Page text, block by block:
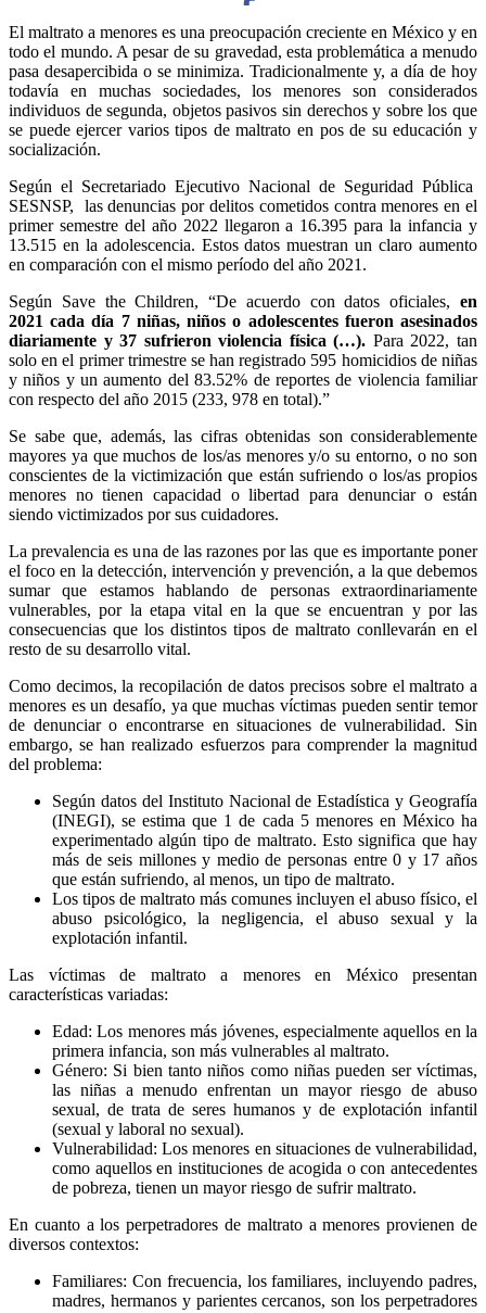
Facebook
Whatsapp
Linkedin
Telegram
El maltrato a menores es una preocupación creciente en México y en
todo el mundo. A pesar de su gravedad, esta problemática a menudo
pasa desapercibida o se minimiza. Tradicionalmente y, a día de hoy
todavía en muchas sociedades, los menores son considerados
individuos de segunda, objetos pasivos sin derechos y sobre los que
se puede ejercer varios tipos de maltrato en pos de su educación y
socialización.
Según el Secretariado Ejecutivo Nacional de Seguridad Pública
SESNSP, las denuncias por delitos cometidos contra menores en el
primer semestre del año 2022 llegaron a 16.395 para la infancia y
13.515 en la adolescencia. Estos datos muestran un claro aumento
en comparación con el mismo período del año 2021.
Según Save the Children, “De acuerdo con datos oficiales, en
2021 cada día 7 niñas, niños o adolescentes fueron asesinados
diariamente y 37 sufrieron violencia física (…). Para 2022, tan
solo en el primer trimestre se han registrado 595 homicidios de niñas
y niños y un aumento del 83.52% de reportes de violencia familiar
con respecto del año 2015 (233, 978 en total).”
Se sabe que, además, las cifras obtenidas son considerablemente
mayores ya que muchos de los/as menores y/o su entorno, o no son
conscientes de la victimización que están sufriendo o los/as propios
menores no tienen capacidad o libertad para denunciar o están
siendo victimizados por sus cuidadores.
La prevalencia es una de las razones por las que es importante poner
el foco en la detección, intervención y prevención, a la que debemos
sumar que estamos hablando de personas extraordinariamente
vulnerables, por la etapa vital en la que se encuentran y por las
consecuencias que los distintos tipos de maltrato conllevarán en el
resto de su desarrollo vital.
Como decimos, la recopilación de datos precisos sobre el maltrato a
menores es un desafío, ya que muchas víctimas pueden sentir temor
de denunciar o encontrarse en situaciones de vulnerabilidad. Sin
embargo, se han realizado esfuerzos para comprender la magnitud
del problema:
Según datos del Instituto Nacional de Estadística y Geografía
(INEGI), se estima que 1 de cada 5 menores en México ha
experimentado algún tipo de maltrato. Esto significa que hay
más de seis millones y medio de personas entre 0 y 17 años
que están sufriendo, al menos, un tipo de maltrato.
Los tipos de maltrato más comunes incluyen el abuso físico, el
abuso psicológico, la negligencia, el abuso sexual y la
explotación infantil.
Las víctimas de maltrato a menores en México presentan
características variadas:
Edad: Los menores más jóvenes, especialmente aquellos en la
primera infancia, son más vulnerables al maltrato.
Género: Si bien tanto niños como niñas pueden ser víctimas,
las niñas a menudo enfrentan un mayor riesgo de abuso
sexual, de trata de seres humanos y de explotación infantil
(sexual y laboral no sexual).
Vulnerabilidad: Los menores en situaciones de vulnerabilidad,
como aquellos en instituciones de acogida o con antecedentes
de pobreza, tienen un mayor riesgo de sufrir maltrato.
En cuanto a los perpetradores de maltrato a menores provienen de
diversos contextos:
Familiares: Con frecuencia, los familiares, incluyendo padres,
madres, hermanos y parientes cercanos, son los perpetradores